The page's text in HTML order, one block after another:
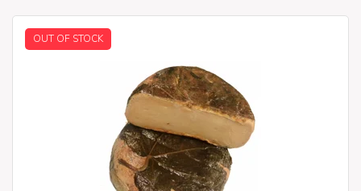
OUT OF STOCK